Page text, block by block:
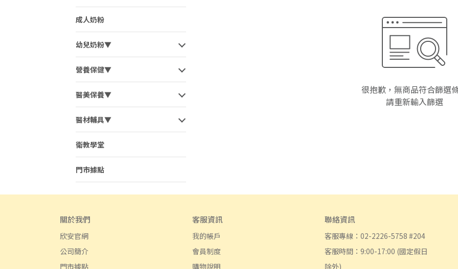
成人奶粉
幼兒奶粉▼
營養保健▼
醫美保養▼
醫材輔具▼
衛教學堂
門市據點
很抱歉，無商品符合篩選
請重新輸入篩選
關於我們
欣安官網
公司簡介
門市據點
客服資訊
我的帳戶
會員制度
購物說明
聯絡資訊
客服專線：02-2226-5758 #204
客服時間：9:00-17:00 (國定假日
除外)